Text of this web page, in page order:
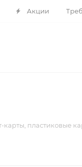
Акции
карты, пластиковые